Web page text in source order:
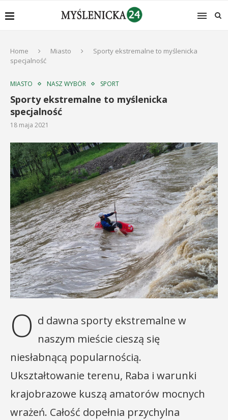
Home Miasto
Sporty ekstremalne to myślenicka
specjalność
MIASTO NASZ WYBÓR SPORT
Sporty ekstremalne to myślenicka
specjalność
18 maja 2021
O d dawna sporty ekstremalne w
naszym mieście cieszą się
niesłabnącą popularnością.
Ukształtowanie terenu, Raba i warunki
krajobrazowe kuszą amatorów mocnych
wrażeń. Całość dopełnia przychylna